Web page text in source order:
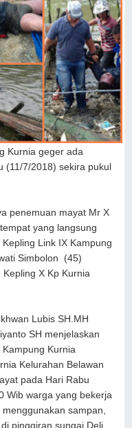
Kurnia geger ada
(11/7/2018) sekira pukul
penemuan mayat Mr X
yang langsung
Link IX Kampung
Simbolon (45)
X Kp Kurnia
Lubis SH.MH
SH menjelaskan
Kampung Kurnia
Kelurahan Belawan
pada Hari Rabu
Wib warga yang bekerja
sampan,
pinggiran sungai Deli.